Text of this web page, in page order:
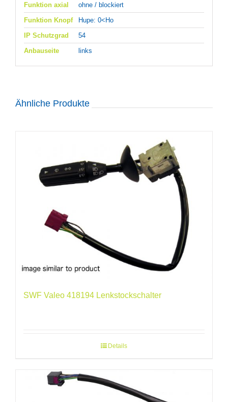
Funktion axial
ohne / blockiert
Funktion Knopf
Hupe: 0<Ho
IP Schutzgrad
54
Anbauseite
links
Ähnliche Produkte
SWF Valeo 418194 Lenkstockschalter
Details